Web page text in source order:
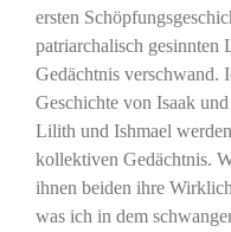
ersten
patriarchalisch gesinnten
Gedächtnis verschwand.
Geschichte von Isaak
Lilith und Ishmael
kollektiven Gedächtnis.
ihnen beiden ihre
was ich in dem